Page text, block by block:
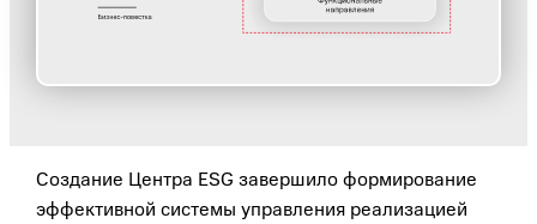
Создание Центра ESG завершило формирование
эффективной системы управления реализацией